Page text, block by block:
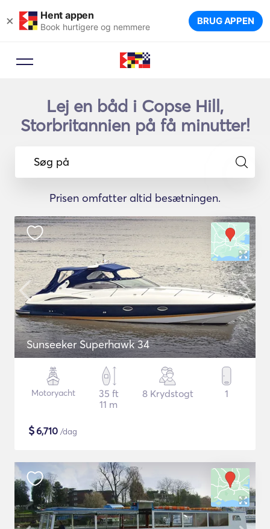
× Hent appen
Book hurtigere og nemmere BRUG APPEN
Lej en båd i Copse Hill,
Storbritannien på få minutter!
Søg på
Prisen omfatter altid besætningen.
Sunseeker Superhawk 34
Motoryacht
35 ft
11 m
8 Krydstogt 1
$6,710 /dag